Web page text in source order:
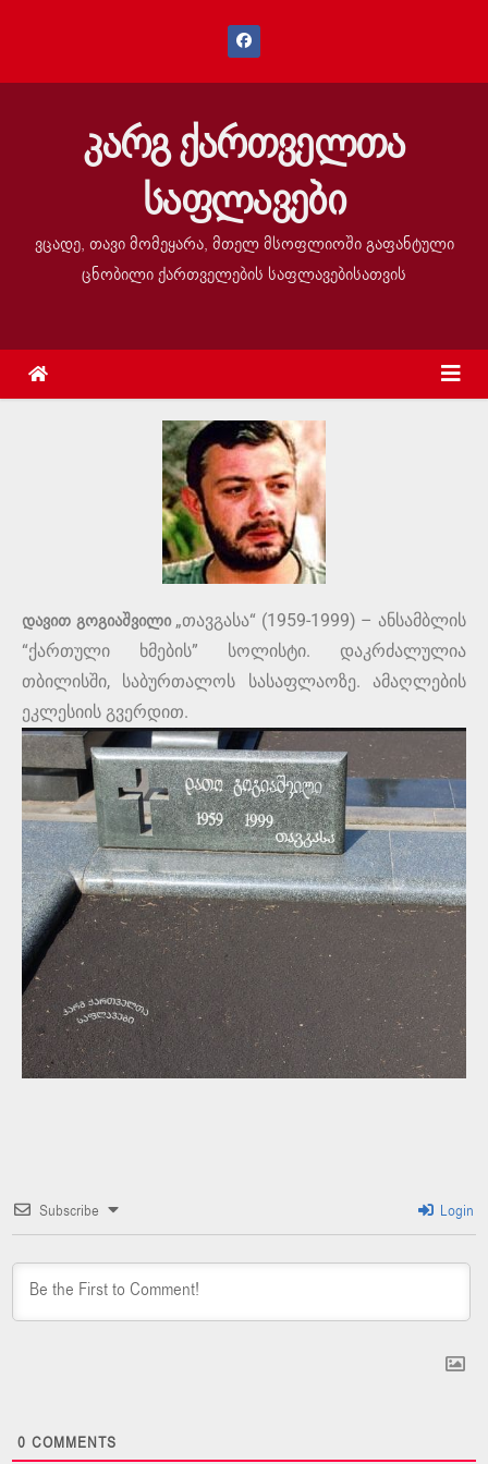
კარგ ქართველთა
საფლავები
ვცადე, თავი მომეყარა, მთელ მსოფლიოში გაფანტული
ცნობილი ქართველების საფლავებისათვის
დავით გოგიაშვილი„თავგასა“ (1959-1999) – ანსამბლის
“ქართული ხმების” სოლისტი. დაკრძალულია
თბილისში, საბურთალოს სასაფლაოზე. ამაღლების
ეკლესიის გვერდით.
Subscribe Login
0 COMMENTS